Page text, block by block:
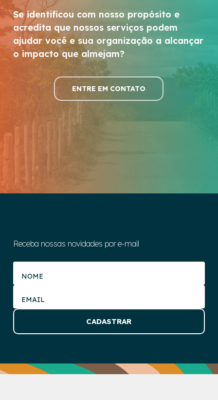
Se identificou com nosso propósito e
acredita que nossos serviços podem
ajudar você e sua organização a alcançar
o impacto que almejam?
ENTRE EM CONTATO
Receba nossas novidades por e-mail